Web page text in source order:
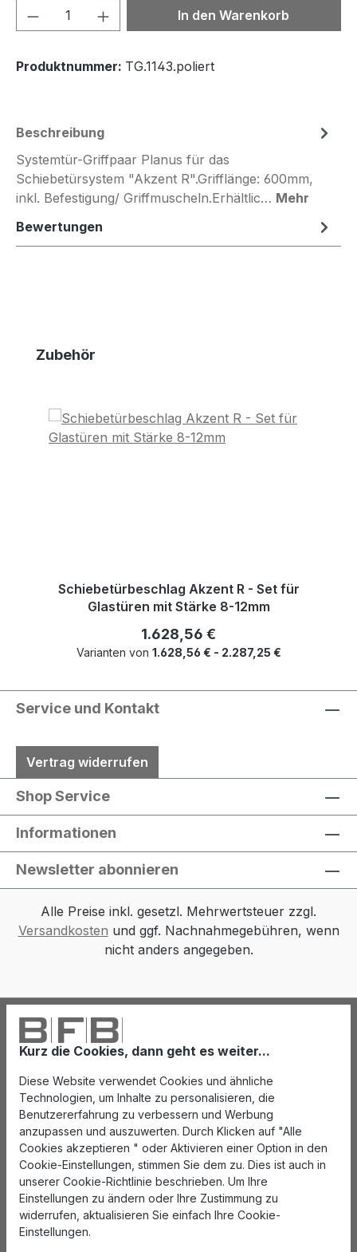
Kurz die Cookies, dann geht es weiter...
Diese Website verwendet Cookies und ähnliche
Technologien, um Inhalte zu personalisieren, die
Benutzererfahrung zu verbessern und Werbung
anzupassen und auszuwerten. Durch Klicken auf "Alle
Cookies akzeptieren " oder Aktivieren einer Option in den
Cookie-Einstellungen, stimmen Sie dem zu. Dies ist auch in
unserer Cookie-Richtlinie beschrieben. Um Ihre
Einstellungen zu ändern oder Ihre Zustimmung zu
widerrufen, aktualisieren Sie einfach Ihre Cookie-
Einstellungen.
Produkt Anzahl: Gib denIn den Warenkorb
Produktnummer: TG.1143.poliert
Beschreibung
Systemtür-Griffpaar Planus für das
Schiebetürsystem "Akzent R".Grifflänge: 600mm,
inkl. Befestigung/ Griffmuscheln.Erhältlic… Mehr
Bewertungen
Produktgalerie überspringen
Zubehör
Schiebetürbeschlag Akzent R - Set für
Glastüren mit Stärke 8-12mm
Regulärer Preis:
1.628,56 €
Varianten von 1.628,56 € - 2.287,25 €
Service und Kontakt
Vertrag widerrufen
Shop Service
Informationen
Newsletter abonnieren
Alle Preise inkl. gesetzl. Mehrwertsteuer zzgl.
Versandkosten und ggf. Nachnahmegebühren, wenn
nicht anders angegeben.